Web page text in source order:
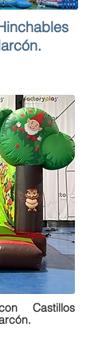
cón.
Castillos